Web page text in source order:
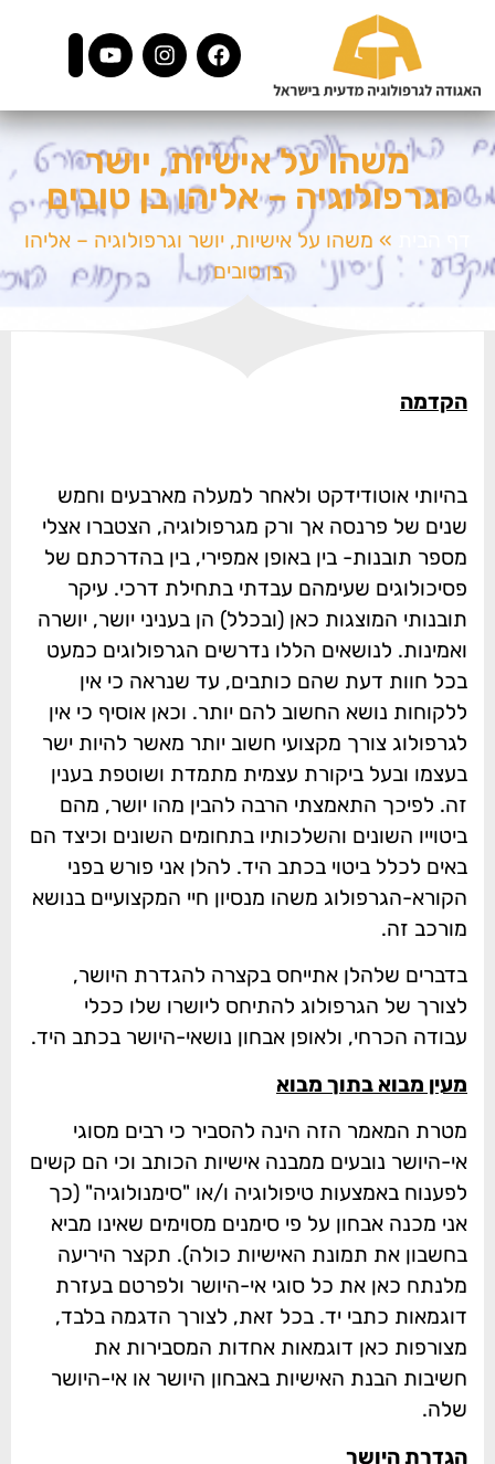
משהו על אישיות, יושר
וגרפולוגיה – אליהו בן טובים
» משהו על אישיות, יושר וגרפולוגיה – אליהו
בן טובים
הקדמה
בהיותי אוטודידקט ולאחר למעלה מארבעים וחמש
שנים של פרנסה אך ורק מגרפולוגיה, הצטברו אצלי
מספר תובנות- בין באופן אמפירי, בין בהדרכתם של
פסיכולוגים שעימהם עבדתי בתחילת דרכי. עיקר
תובנותי המוצגות כאן (ובכלל) הן בעניני יושר, יושרה
ואמינות. לנושאים הללו נדרשים הגרפולוגים כמעט
בכל חוות דעת שהם כותבים, עד שנראה כי אין
ללקוחות נושא החשוב להם יותר. וכאן אוסיף כי אין
לגרפולוג צורך מקצועי חשוב יותר מאשר להיות ישר
בעצמו ובעל ביקורת עצמית מתמדת ושוטפת בענין
זה. לפיכך התאמצתי הרבה להבין מהו יושר, מהם
ביטוייו השונים והשלכותיו בתחומים השונים וכיצד הם
באים לכלל ביטוי בכתב היד. להלן אני פורש בפני
הקורא-הגרפולוג משהו מנסיון חיי המקצועיים בנושא
מורכב זה.
בדברים שלהלן אתייחס בקצרה להגדרת היושר,
לצורך של הגרפולוג להתיחס ליושרו שלו ככלי
עבודה הכרחי, ולאופן אבחון נושאי-היושר בכתב היד.
מעין מבוא בתוך מבוא
מטרת המאמר הזה הינה להסביר כי רבים מסוגי
אי-היושר נובעים ממבנה אישיות הכותב וכי הם קשים
לפענוח באמצעות טיפולוגיה ו/או "סימנולוגיה" (כך
אני מכנה אבחון על פי סימנים מסוימים שאינו מביא
בחשבון את תמונת האישיות כולה). תקצר היריעה
מלנתח כאן את כל סוגי אי-היושר ולפרטם בעזרת
דוגמאות כתבי יד. בכל זאת, לצורך הדגמה בלבד,
מצורפות כאן דוגמאות אחדות המסבירות את
חשיבות הבנת האישיות באבחון היושר או אי-היושר
שלה.
הגדרת היושר